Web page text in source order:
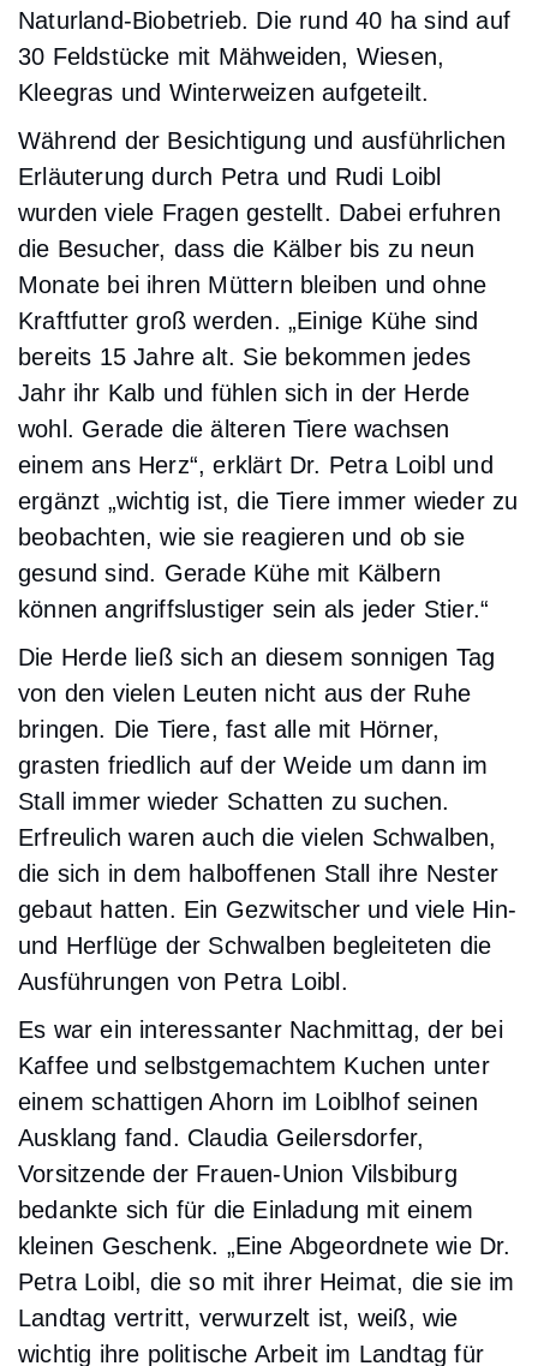
Naturland-Biobetrieb. Die rund 40 ha sind auf
30 Feldstücke mit Mähweiden, Wiesen,
Kleegras und Winterweizen aufgeteilt.
Während der Besichtigung und ausführlichen
Erläuterung durch Petra und Rudi Loibl
wurden viele Fragen gestellt. Dabei erfuhren
die Besucher, dass die Kälber bis zu neun
Monate bei ihren Müttern bleiben und ohne
Kraftfutter groß werden. „Einige Kühe sind
bereits 15 Jahre alt. Sie bekommen jedes
Jahr ihr Kalb und fühlen sich in der Herde
wohl. Gerade die älteren Tiere wachsen
einem ans Herz“, erklärt Dr. Petra Loibl und
ergänzt „wichtig ist, die Tiere immer wieder zu
beobachten, wie sie reagieren und ob sie
gesund sind. Gerade Kühe mit Kälbern
können angriffslustiger sein als jeder Stier.“
Die Herde ließ sich an diesem sonnigen Tag
von den vielen Leuten nicht aus der Ruhe
bringen. Die Tiere, fast alle mit Hörner,
grasten friedlich auf der Weide um dann im
Stall immer wieder Schatten zu suchen.
Erfreulich waren auch die vielen Schwalben,
die sich in dem halboffenen Stall ihre Nester
gebaut hatten. Ein Gezwitscher und viele Hin-
und Herflüge der Schwalben begleiteten die
Ausführungen von Petra Loibl.
Es war ein interessanter Nachmittag, der bei
Kaffee und selbstgemachtem Kuchen unter
einem schattigen Ahorn im Loiblhof seinen
Ausklang fand. Claudia Geilersdorfer,
Vorsitzende der Frauen-Union Vilsbiburg
bedankte sich für die Einladung mit einem
kleinen Geschenk. „Eine Abgeordnete wie Dr.
Petra Loibl, die so mit ihrer Heimat, die sie im
Landtag vertritt, verwurzelt ist, weiß, wie
wichtig ihre politische Arbeit im Landtag für